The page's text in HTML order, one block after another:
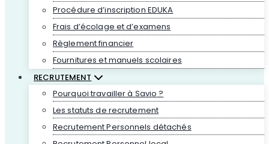
Procédure d’inscription EDUKA
Frais d’écolage et d’examens
Règlement financier
Fournitures et manuels scolaires
RECRUTEMENT
Pourquoi travailler à Savio ?
Les statuts de recrutement
Recrutement Personnels détachés